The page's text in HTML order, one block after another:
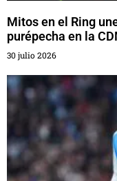
Mitos en el Ring
purépecha en la
30 julio 2026